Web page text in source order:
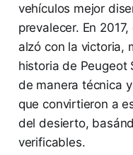
vehículos mejor
prevalecer. En 2017,
alzó con la victoria,
historia de Peugeot
de manera técnica
que convirtieron a
del desierto,
verificables.